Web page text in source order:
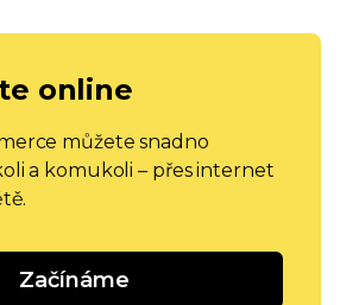
online
můžete snadno
a komukoli – přes internet
Začínáme